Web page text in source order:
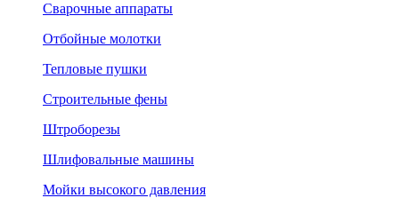
Сварочные аппараты
Отбойные молотки
Тепловые пушки
Строительные фены
Штроборезы
Шлифовальные машины
Мойки высокого давления